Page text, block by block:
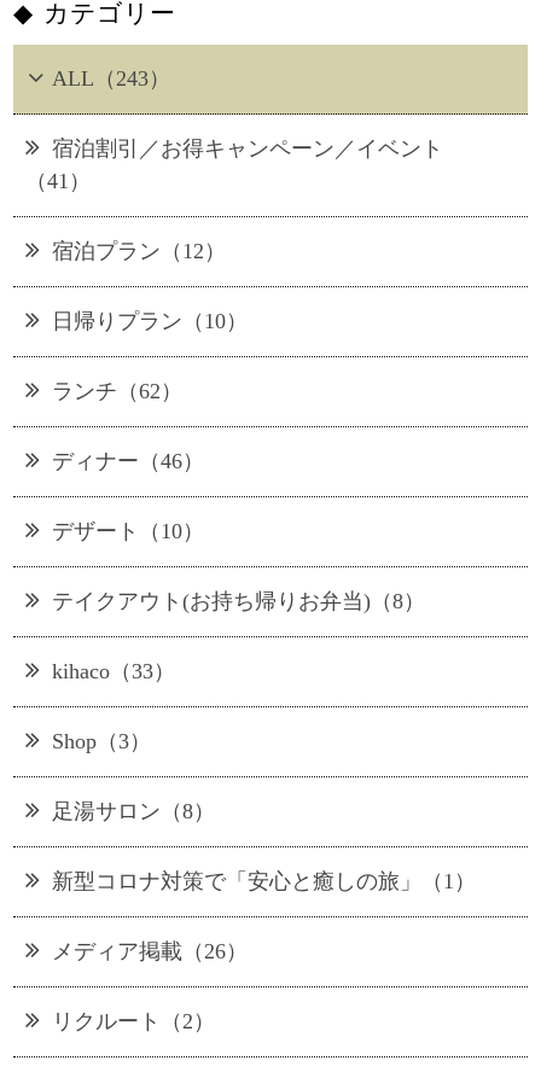
カテゴリー
ALL（243）
宿泊割引／お得キャンペーン／イベント
（41）
宿泊プラン（12）
日帰りプラン（10）
ランチ（62）
ディナー（46）
デザート（10）
テイクアウト(お持ち帰りお弁当)（8）
kihaco（33）
Shop（3）
足湯サロン（8）
新型コロナ対策で「安心と癒しの旅」（1）
メディア掲載（26）
リクルート（2）